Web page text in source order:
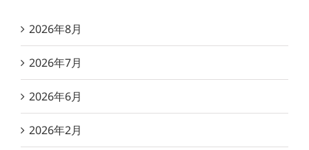
2026年8月
2026年7月
2026年6月
2026年2月